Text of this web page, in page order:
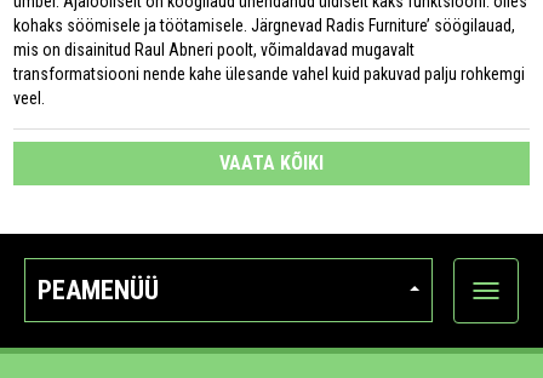
kohaks söömisele ja töötamisele. Järgnevad Radis Furniture’ söögilauad,
mis on disainitud Raul Abneri poolt, võimaldavad mugavalt
transformatsiooni nende kahe ülesande vahel kuid pakuvad palju rohkemgi
veel.
VAATA KÕIKI
PEAMENÜÜ
Ava